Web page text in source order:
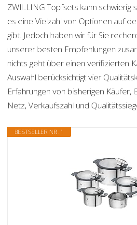
ZWILLING Topfsets kann schwierig
es eine Vielzahl von Optionen auf
gibt. Jedoch haben wir für Sie
unserer besten Empfehlungen
nichts geht über einen verifizierten
Auswahl berücksichtigt vier
Erfahrungen von bisherigen Käufer,
Netz, Verkaufszahl und
BESTSELLER NR. 1